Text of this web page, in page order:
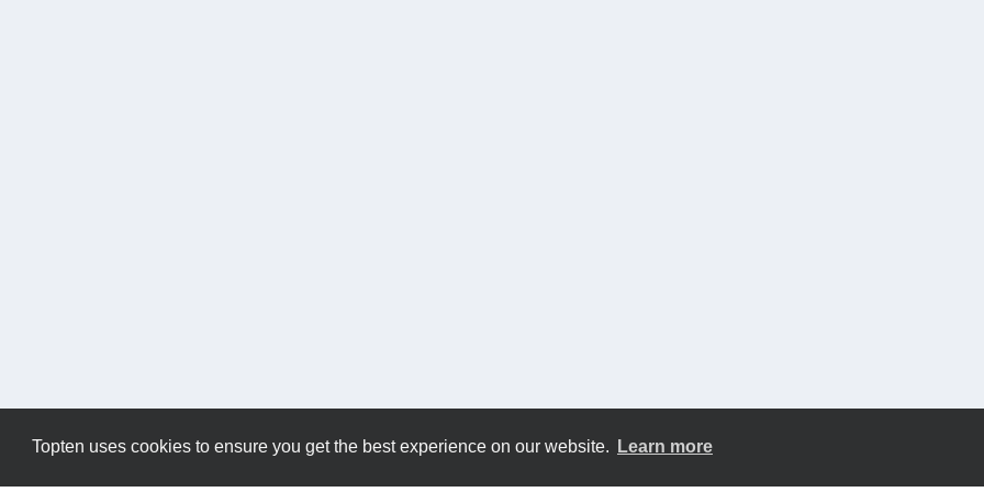
Topten uses cookies to ensure you get the best experience on our website. Learn more